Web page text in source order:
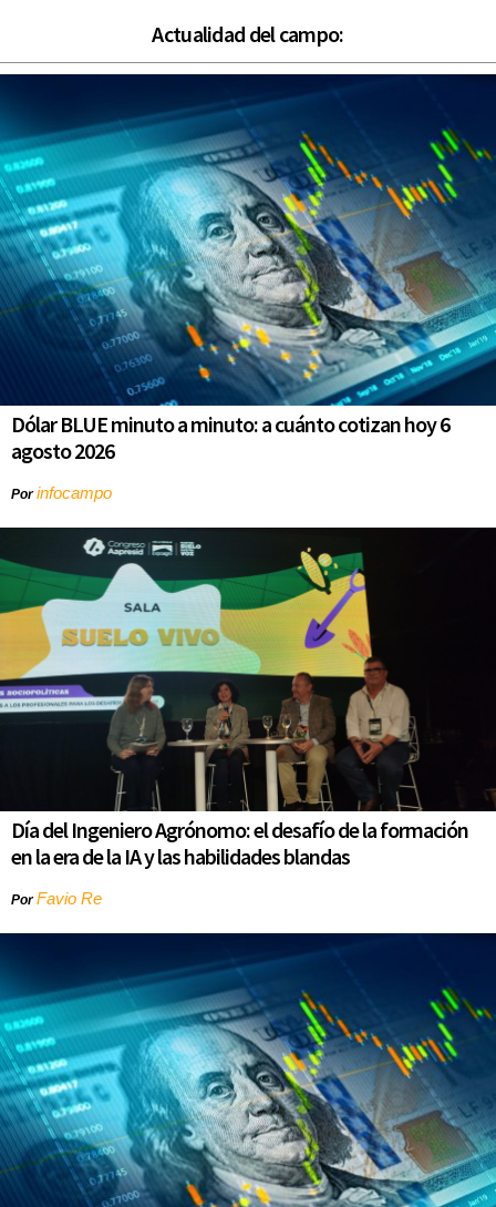
Actualidad del campo:
Dólar BLUE minuto a minuto: a cuánto cotizan hoy 6
agosto 2026
Porinfocampo
Día del Ingeniero Agrónomo: el desafío de la formación
en la era de la IA y las habilidades blandas
PorFavio Re